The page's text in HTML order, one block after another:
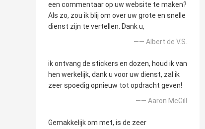
een commentaar op uw website te maken?
Als zo, zou ik blij om over uw grote en snelle
dienst zijn te vertellen. Dank u,
—— Albert de V.S.
ik ontvang de stickers en dozen, houd ik van
hen werkelijk, dank u voor uw dienst, zal ik
zeer spoedig opnieuw tot opdracht geven!
—— Aaron McGill
Gemakkelijk om met, is de zeer